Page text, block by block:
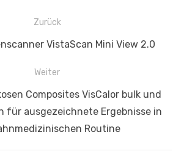
Zurück
VistaScan Mini View 2.0
Weiter
Composites VisCalor bulk und
für ausgezeichnete Ergebnisse in
Routine